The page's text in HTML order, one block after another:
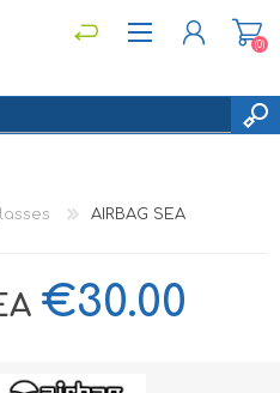
(0)
AIRBAG SEA
€30.00